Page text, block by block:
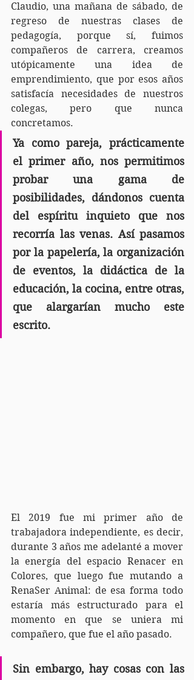
Claudio, una mañana de sábado, de
regreso de nuestras clases de
pedagogía, porque sí, fuimos
compañeros de carrera, creamos
utópicamente una idea de
emprendimiento, que por esos años
satisfacía necesidades de nuestros
colegas, pero que nunca
concretamos.
Ya como pareja, prácticamente
el primer año, nos permitimos
probar una gama de
posibilidades, dándonos cuenta
del espíritu inquieto que nos
recorría las venas. Así pasamos
por la papelería, la organización
de eventos, la didáctica de la
educación, la cocina, entre otras,
que alargarían mucho este
escrito.
El 2019 fue mi primer año de
trabajadora independiente, es decir,
durante 3 años me adelanté a mover
la energía del espacio Renacer en
Colores, que luego fue mutando a
RenaSer Animal: de esa forma todo
estaría más estructurado para el
momento en que se uniera mi
compañero, que fue el año pasado.
Sin embargo, hay cosas con las